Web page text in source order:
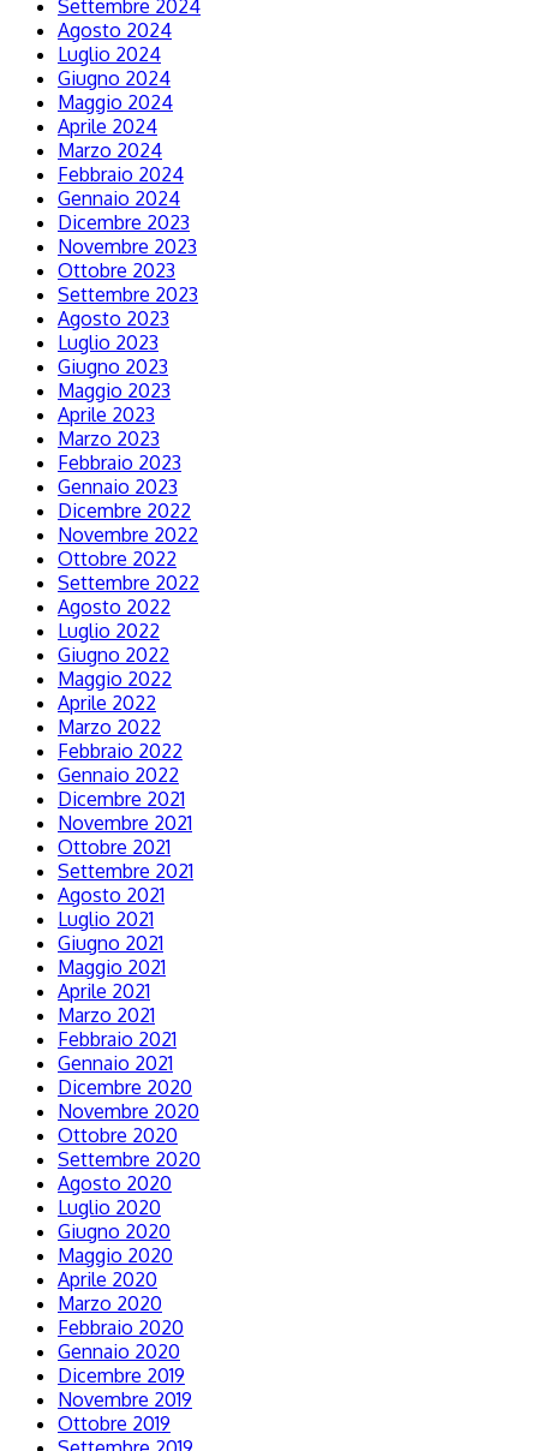
Settembre 2024
Agosto 2024
Luglio 2024
Giugno 2024
Maggio 2024
Aprile 2024
Marzo 2024
Febbraio 2024
Gennaio 2024
Dicembre 2023
Novembre 2023
Ottobre 2023
Settembre 2023
Agosto 2023
Luglio 2023
Giugno 2023
Maggio 2023
Aprile 2023
Marzo 2023
Febbraio 2023
Gennaio 2023
Dicembre 2022
Novembre 2022
Ottobre 2022
Settembre 2022
Agosto 2022
Luglio 2022
Giugno 2022
Maggio 2022
Aprile 2022
Marzo 2022
Febbraio 2022
Gennaio 2022
Dicembre 2021
Novembre 2021
Ottobre 2021
Settembre 2021
Agosto 2021
Luglio 2021
Giugno 2021
Maggio 2021
Aprile 2021
Marzo 2021
Febbraio 2021
Gennaio 2021
Dicembre 2020
Novembre 2020
Ottobre 2020
Settembre 2020
Agosto 2020
Luglio 2020
Giugno 2020
Maggio 2020
Aprile 2020
Marzo 2020
Febbraio 2020
Gennaio 2020
Dicembre 2019
Novembre 2019
Ottobre 2019